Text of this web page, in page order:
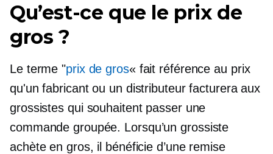
Qu’est-ce que le prix de
gros ?
Le terme "prix de gros« fait référence au prix
qu'un fabricant ou un distributeur facturera aux
grossistes qui souhaitent passer une
commande groupée. Lorsqu’un grossiste
achète en gros, il bénéficie d’une remise